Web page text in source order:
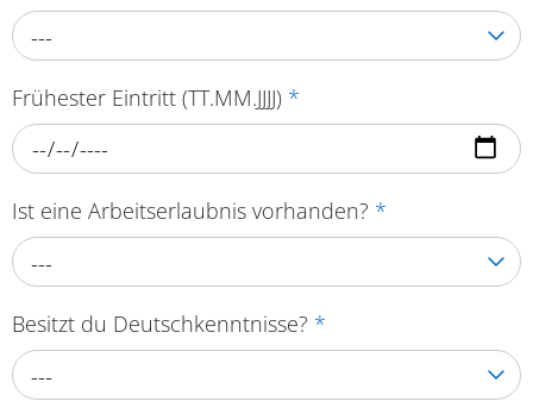
---
Frühester Eintritt (TT.MM.JJJJ) *
Ist eine Arbeitserlaubnis vorhanden? *
---
Besitzt du Deutschkenntnisse? *
---